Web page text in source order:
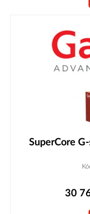
SuperCore
30